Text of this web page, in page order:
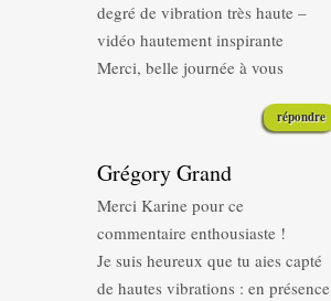
degré de vibration très haute –
vidéo hautement inspirante
Merci, belle journée à vous
répondre
Grégory Grand
Merci Karine pour ce
commentaire enthousiaste !
Je suis heureux que tu aies capté
de hautes vibrations : en présence